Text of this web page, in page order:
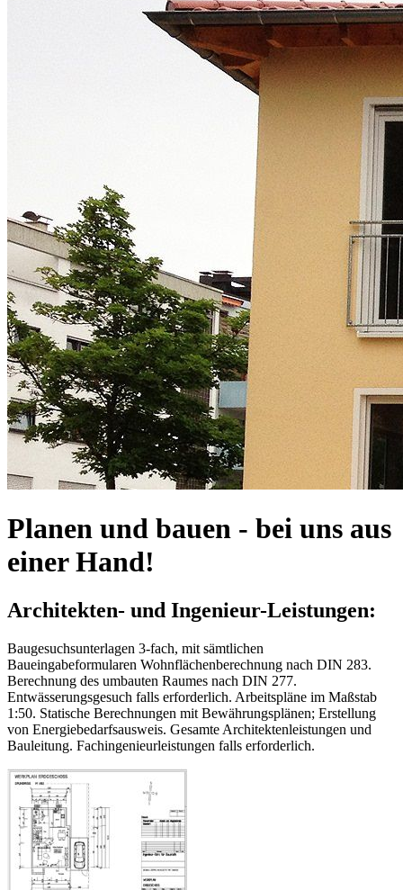
Planen und bauen - bei uns aus
einer Hand!
Architekten- und Ingenieur-Leistungen:
Baugesuchsunterlagen 3-fach, mit sämtlichen
Baueingabeformularen Wohnflächenberechnung nach DIN 283.
Berechnung des umbauten Raumes nach DIN 277.
Entwässerungsgesuch falls erforderlich. Arbeitspläne im Maßstab
1:50. Statische Berechnungen mit Bewährungsplänen; Erstellung
von Energiebedarfsausweis. Gesamte Architektenleistungen und
Bauleitung. Fachingenieurleistungen falls erforderlich.